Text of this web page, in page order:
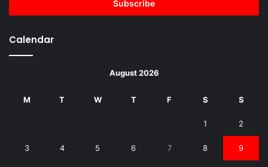
Calendar
August 2026
M T W T F S S
1 2
3 4 5 6 7 8 9